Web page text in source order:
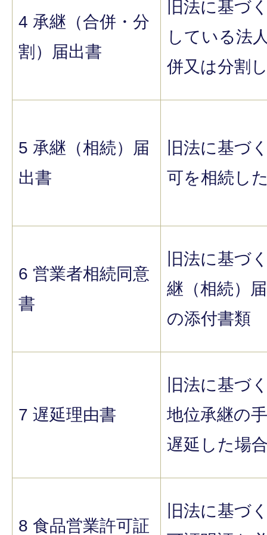
4 承継（合併・分
割）届出書
旧法に基づ
している法
併又は分割
5 承継（相続）届
出書
旧法に基づ
可を相続し
6 営業者相続同意
書
旧法に基づ
継（相続）
の添付書類
7 遅延理由書
旧法に基づ
地位承継の
遅延した場
8 食品営業許可証
旧法に基づ